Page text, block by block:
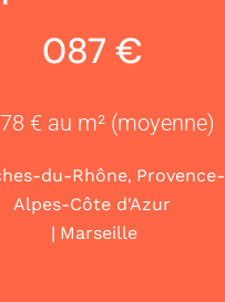
087 €
€ au m² (moyenne)
du-Rhône, Provence-
Alpes-Côte d'Azur
| Marseille